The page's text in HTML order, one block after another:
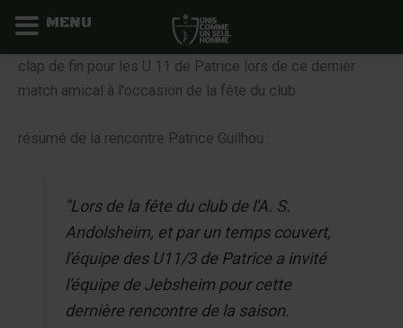
Allerclap de fin pour les U 11 de Patrice lors de ce dernier
match amical à l'occasion de la fête du club
résumé de la rencontre Patrice Guilhou :
"Lors de la fête du club de l'A. S.
Andolsheim, et par un temps couvert,
l'équipe des U11/3 de Patrice a invité
l'équipe de Jebsheim pour cette
dernière rencontre de la saison.
MENU